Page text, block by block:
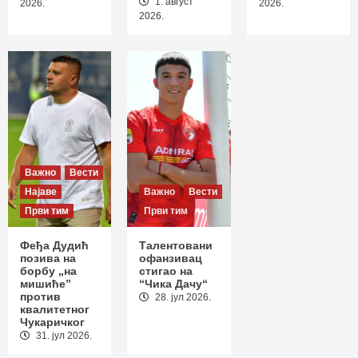
2
3
Важно Извештаји Први тим
Пораз на отварању сезоне: Раднички
положио оружје у Новом Пазару
2026.
2026.
2026.
Важно
Вести
Најаве
Први тим
Феђа Дудић
позива на
борбу „на
мишиће”
против
квалитетног
Чукаричког
31. јул 2026.
Важно
Вести
Први тим
Талентовани
офанзивац
стигао на
“Чика Дачу“
28. јул 2026.